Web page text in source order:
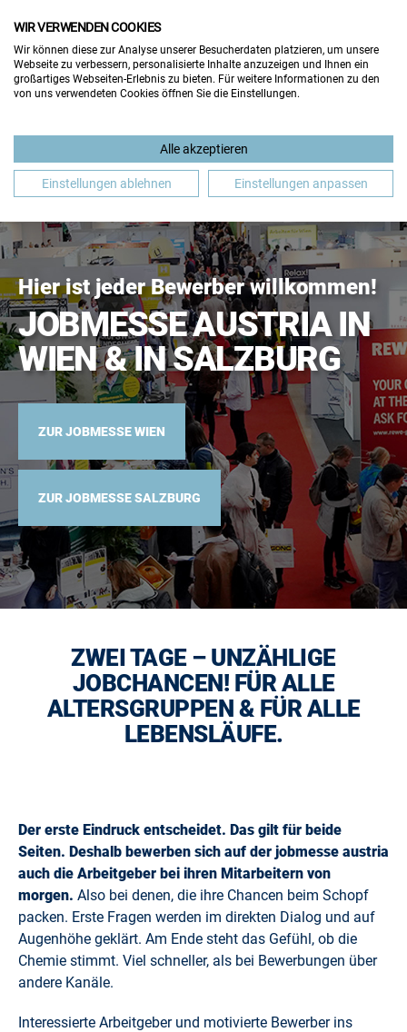
FÜR BESUCHER FÜR AUSSTELLER
Hier ist jeder Bewerber willkommen!
JOBMESSE AUSTRIA IN
WIEN & IN SALZBURG
ZUR JOBMESSE WIEN
ZUR JOBMESSE SALZBURG
ZWEI TAGE – UNZÄHLIGE
JOBCHANCEN! FÜR ALLE
ALTERSGRUPPEN & FÜR ALLE
LEBENSLÄUFE.
Der erste Eindruck entscheidet. Das gilt für beide
Seiten. Deshalb bewerben sich auf der jobmesse austria
auch die Arbeitgeber bei ihren Mitarbeitern von
morgen. Also bei denen, die ihre Chancen beim Schopf
packen. Erste Fragen werden im direkten Dialog und auf
Augenhöhe geklärt. Am Ende steht das Gefühl, ob die
Chemie stimmt. Viel schneller, als bei Bewerbungen über
andere Kanäle.
Interessierte Arbeitgeber und motivierte Bewerber ins
WIR VERWENDEN COOKIES
Wir können diese zur Analyse unserer Besucherdaten platzieren, um unsere
Webseite zu verbessern, personalisierte Inhalte anzuzeigen und Ihnen ein
großartiges Webseiten-Erlebnis zu bieten. Für weitere Informationen zu den
von uns verwendeten Cookies öffnen Sie die Einstellungen.
Alle akzeptieren
Einstellungen ablehnen Einstellungen anpassen